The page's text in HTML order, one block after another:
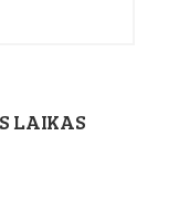
LAIKAS